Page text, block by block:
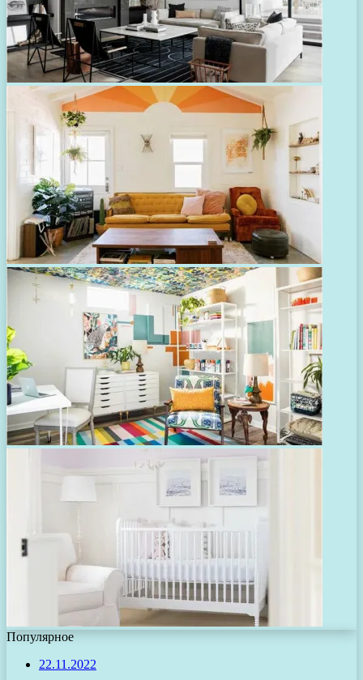
Популярное
22.11.2022